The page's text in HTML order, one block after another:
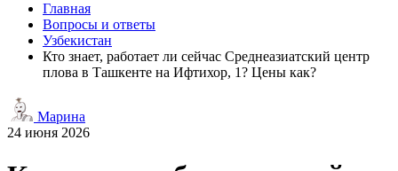
Главная
Вопросы и ответы
Узбекистан
Кто знает, работает ли сейчас Среднеазиатский центр
плова в Ташкенте на Ифтихор, 1? Цены как?
Марина
24 июня 2026